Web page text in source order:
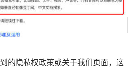
的隐私权政策或关于我们页面，这